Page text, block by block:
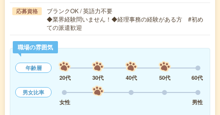
応募資格
ブランクOK / 英語力不要
◆業界経験問いません！◆経理事務の経験がある方 #初め
ての派遣歓迎
職場の雰囲気
年齢層
20代
30代 40代 50代
60代
男女比率
女性
男性